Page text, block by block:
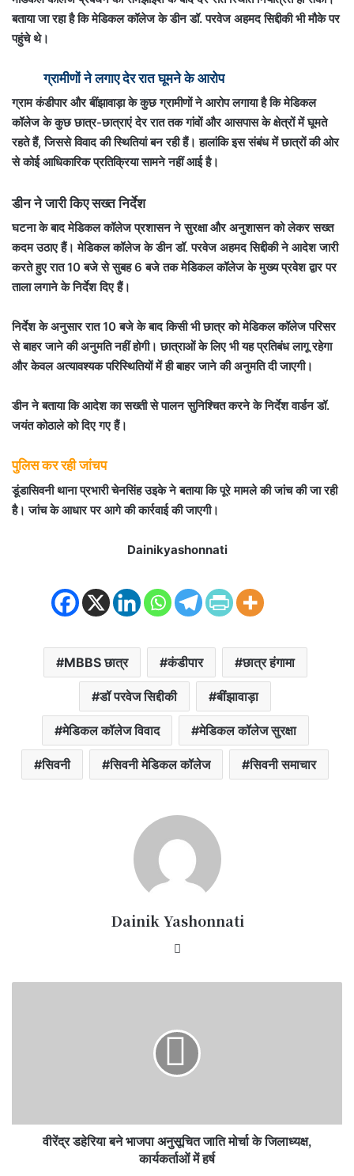
बताया जा रहा है कि मेडिकल कॉलेज के डीन डॉ. परवेज अहमद सिद्दीकी भी मौके पर
पहुंचे थे।
ग्रामीणों ने लगाए देर रात घूमने के आरोप
ग्राम कंडीपार और बींझावाड़ा के कुछ ग्रामीणों ने आरोप लगाया है कि मेडिकल
कॉलेज के कुछ छात्र-छात्राएं देर रात तक गांवों और आसपास के क्षेत्रों में घूमते
रहते हैं, जिससे विवाद की स्थितियां बन रही हैं। हालांकि इस संबंध में छात्रों की ओर
से कोई आधिकारिक प्रतिक्रिया सामने नहीं आई है।
डीन ने जारी किए सख्त निर्देश
घटना के बाद मेडिकल कॉलेज प्रशासन ने सुरक्षा और अनुशासन को लेकर सख्त
कदम उठाए हैं। मेडिकल कॉलेज के डीन डॉ. परवेज अहमद सिद्दीकी ने आदेश जारी
करते हुए रात 10 बजे से सुबह 6 बजे तक मेडिकल कॉलेज के मुख्य प्रवेश द्वार पर
ताला लगाने के निर्देश दिए हैं।
निर्देश के अनुसार रात 10 बजे के बाद किसी भी छात्र को मेडिकल कॉलेज परिसर
से बाहर जाने की अनुमति नहीं होगी। छात्राओं के लिए भी यह प्रतिबंध लागू रहेगा
और केवल अत्यावश्यक परिस्थितियों में ही बाहर जाने की अनुमति दी जाएगी।
डीन ने बताया कि आदेश का सख्ती से पालन सुनिश्चित करने के निर्देश वार्डन डॉ.
जयंत कोठाले को दिए गए हैं।
पुलिस कर रही जांचप
डूंडासिवनी थाना प्रभारी चेनसिंह उइके ने बताया कि पूरे मामले की जांच की जा रही
है। जांच के आधार पर आगे की कार्रवाई की जाएगी।
Dainikyashonnati
MBBS छात्र कंडीपार छात्र हंगामा
डॉ परवेज सिद्दीकी बींझावाड़ा
मेडिकल कॉलेज विवाद मेडिकल कॉलेज सुरक्षा
सिवनी सिवनी मेडिकल कॉलेज सिवनी समाचार
Dainik Yashonnati
जिलाध्यक्ष,
कार्यकर्ताओंवीरेंद्र डहेरिया बने भाजपा अनुसूचित जाति मोर्चा के जिलाध्यक्ष,
कार्यकर्ताओं में हर्ष